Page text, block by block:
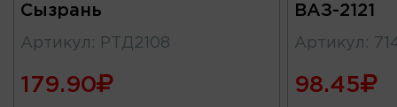
Сызрань
Артикул : РТД2108
179.90
ВАЗ-2121
Артикул :
98.45